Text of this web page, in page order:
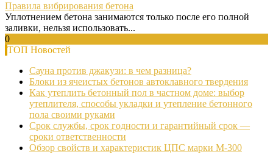
Правила вибрирования бетона
Уплотнением бетона занимаются только после его полной
заливки, нельзя использовать...
0
ТОП Новостей
Сауна против джакузи: в чем разница?
Блоки из ячеистых бетонов автоклавного твердения
Как утеплить бетонный пол в частном доме: выбор
утеплителя, способы укладки и утепление бетонного
пола своими руками
Срок службы, срок годности и гарантийный срок —
сроки ответственности
Обзор свойств и характеристик ЦПС марки М-300